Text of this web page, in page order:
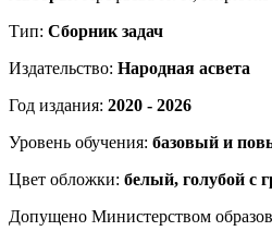
Тип: Сборник задач
Издательство: Народная асвета
Год издания: 2020 - 2026
Уровень обучения: базовый и
Цвет обложки: белый, голубой с
Допущено Министерством